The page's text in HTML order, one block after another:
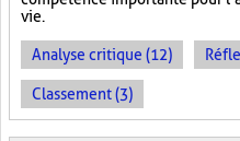
vie.
Analyse critique (12)
Classement (3)